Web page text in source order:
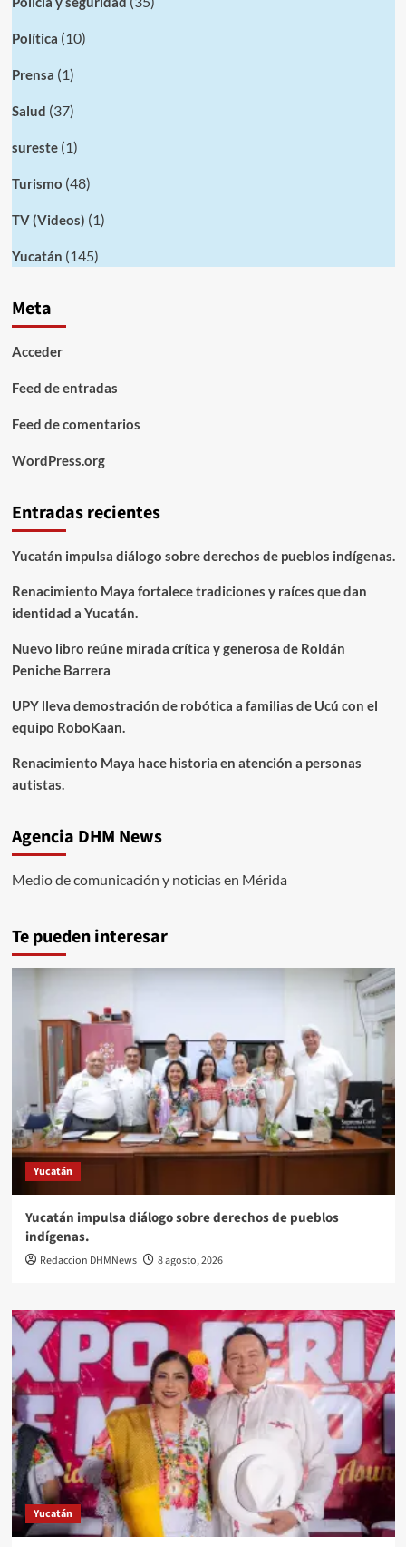
Política (10)
Prensa (1)
Salud (37)
sureste(1)
Turismo (48)
TV (Videos) (1)
Yucatán (145)
Meta
Acceder
Feed de entradas
Feed de comentarios
WordPress.org
Entradas recientes
Yucatán impulsa diálogo sobre derechos de pueblos indígenas.
Renacimiento Maya fortalece tradiciones y raíces que dan
identidad a Yucatán.
Nuevo libro reúne mirada crítica y generosa de Roldán
Peniche Barrera
UPY lleva demostración de robótica a familias de Ucú con el
equipo RoboKaan.
Renacimiento Maya hace historia en atención a personas
autistas.
Agencia DHM News
Medio de comunicación y noticias en Mérida
Te pueden interesar
Yucatán
Yucatán impulsa diálogo sobre derechos de pueblos
indígenas.
Redaccion DHMNews 8 agosto, 2026
Yucatán